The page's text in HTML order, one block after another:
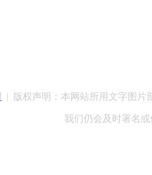
| 版权声明：本网站所用文字图片
我们仍会及时署名